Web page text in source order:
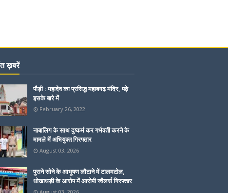
ख़बरें
पौड़ी : महादेव का प्रसिद्ध महाबगढ़ मंदिर, पढ़े
इसके बारे में
February 26, 2022
नाबालिग के साथ दुष्कर्म कर गर्भवती करने के
मामले में अभियुक्त गिरफ्तार
August 03, 2026
पुराने सोने के आभूषण लौटाने में टालमटोल,
धोखाधड़ी के आरोप में आरोपी ज्वैलर्स गिरफ्तार